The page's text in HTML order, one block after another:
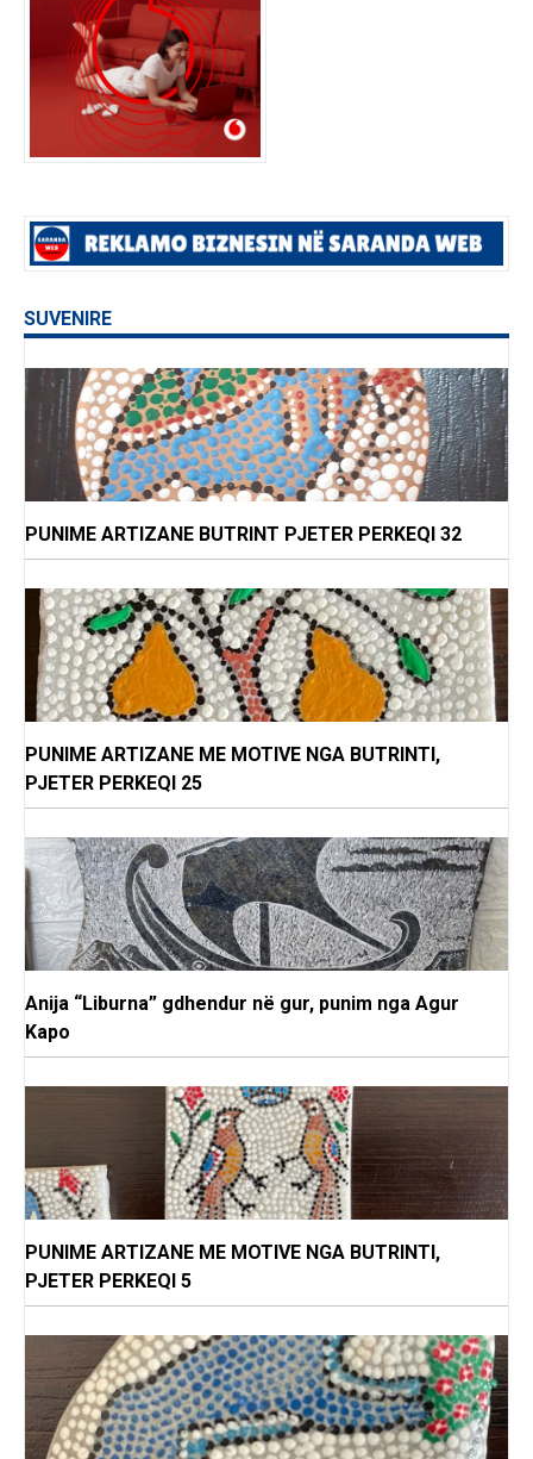
SUVENIRE
PUNIME ARTIZANE BUTRINT PJETER PERKEQI 32
PUNIME ARTIZANE ME MOTIVE NGA BUTRINTI,
PJETER PERKEQI 25
Anija “Liburna” gdhendur në gur, punim nga Agur
Kapo
PUNIME ARTIZANE ME MOTIVE NGA BUTRINTI,
PJETER PERKEQI 5